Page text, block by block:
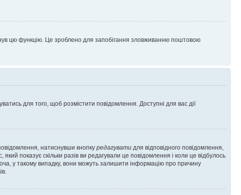
цю функцію. Це зроблено для запобігання зловживанню поштовою
для того, щоб розмістити повідомлення. Доступні для вас дії
натиснувши кнопку редагувати для відповідного повідомлення,
показує скільки разів ви редагували це повідомлення і коли це відбулось
у такому випадку, вони можуть залишити інформацію про причину